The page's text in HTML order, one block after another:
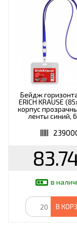
Бейдж
ERICH KRAUSE
корпус
ленты синий,
в
В